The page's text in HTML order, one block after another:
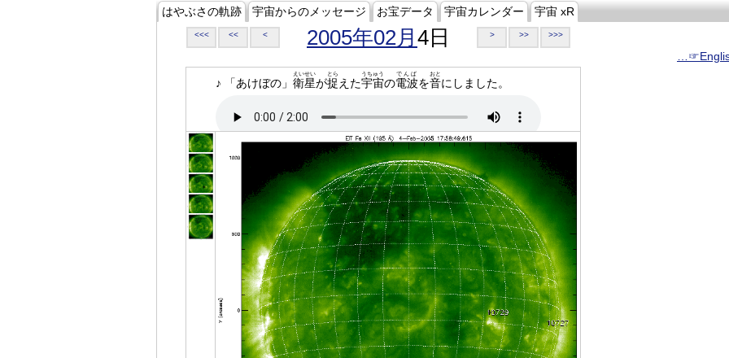
はやぶさの軌跡 宇宙からのメッセージ お宝データ 宇宙カレンダー 宇宙 xR
<<< << < 2005年02月 4日 > >> >>>
♪ 「あけぼの」 衛星
えいせい
が捉
とら
えた宇宙
うちゅう
の電波
でんぱ
を音
おと
にしました。